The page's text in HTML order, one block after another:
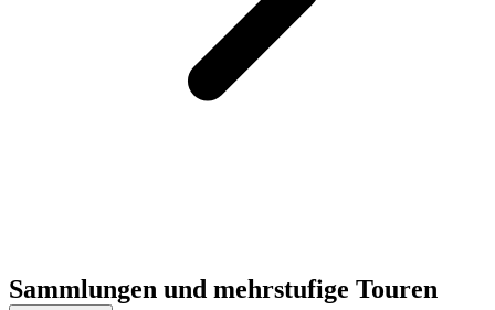
Sammlungen und mehrstufige Touren